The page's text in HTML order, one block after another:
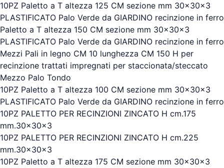
10PZ Paletto a T altezza 125 CM sezione mm 30x30x3
PLASTIFICATO Palo Verde da GIARDINO recinzione in ferro
Paletto a T altezza 150 CM sezione mm 30x30x3
PLASTIFICATO Palo Verde da GIARDINO recinzione in ferro
Mezzi Pali in legno CM 10 lunghezza CM 150 H per
recinzione trattati impregnati per staccionata/steccato
Mezzo Palo Tondo
10PZ Paletto a T altezza 100 CM sezione mm 30x30x3
PLASTIFICATO Palo Verde da GIARDINO recinzione in ferro
10PZ PALETTO PER RECINZIONI ZINCATO H cm.175
mm.30x30x3
10PZ PALETTO PER RECINZIONI ZINCATO H cm.225
mm.30x30x3
10PZ Paletto a T altezza 175 CM sezione mm 30x30x3